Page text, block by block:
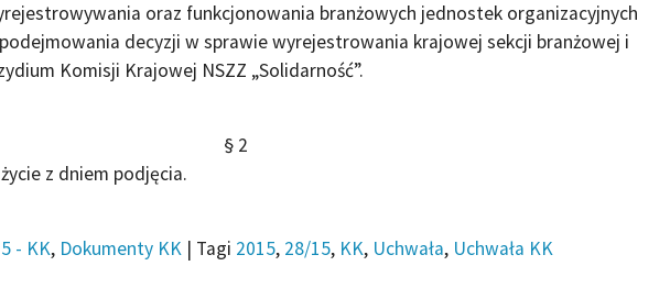
oraz funkcjonowania branżowych jednostek organizacyjnych
decyzji w sprawie wyrejestrowania krajowej sekcji branżowej i
Komisji Krajowej NSZZ „Solidarność”.
§ 2
z dniem podjęcia.
- KK, Dokumenty KK | Tagi 2015, 28/15, KK, Uchwała, Uchwała KK